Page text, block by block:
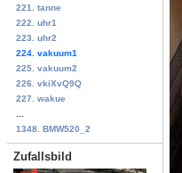
221. tanne
222. uhr1
223. uhr2
224. vakuum1
225. vakuum2
226. vkiXvQ9Q
227. wakue
1348. BMW520_2
Zufallsbild